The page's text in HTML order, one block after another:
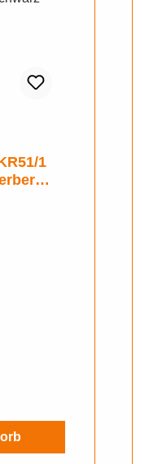
1
Rechts